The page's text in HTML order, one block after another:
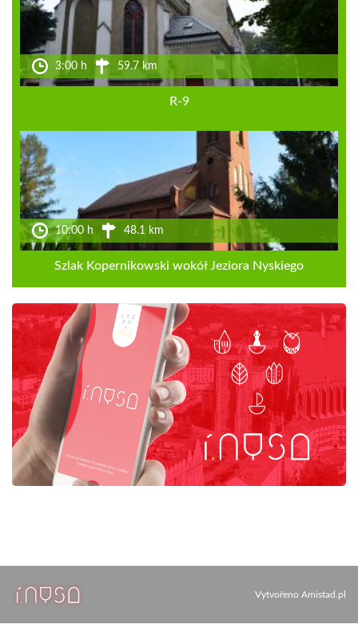
3:00 h 59.7 km
R-9
10:00 h 48.1 km
Szlak Kopernikowski wokół Jeziora Nyskiego
Vytvořeno Amistad.pl